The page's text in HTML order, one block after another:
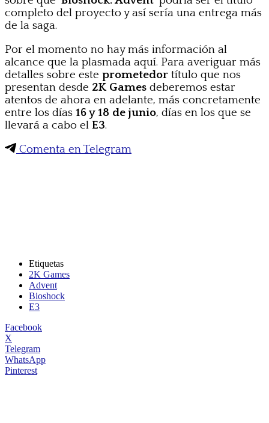
completo del proyecto y así sería una entrega más
de la saga.
Por el momento no hay más información al
alcance que la plasmada aquí. Para averiguar más
detalles sobre este prometedor título que nos
presentan desde 2K Games deberemos estar
atentos de ahora en adelante, más concretamente
entre los días 16 y 18 de junio, días en los que se
llevará a cabo el E3.
Comenta en Telegram
Etiquetas
2K Games
Advent
Bioshock
E3
Facebook
X
Telegram
WhatsApp
Pinterest